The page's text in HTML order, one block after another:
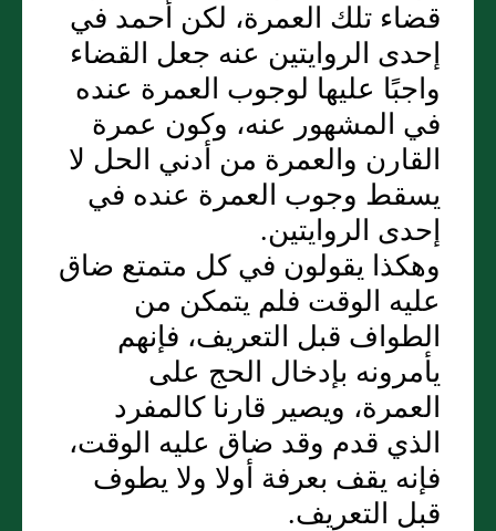
قضاء تلك العمرة، لكن أحمد في
إحدى الروايتين عنه جعل القضاء
واجبًا عليها لوجوب العمرة عنده
في المشهور عنه، وكون عمرة
القارن والعمرة من أدني الحل لا
يسقط وجوب العمرة عنده في
إحدى الروايتين‏.‏
وهكذا يقولون في كل متمتع ضاق
عليه الوقت فلم يتمكن من
الطواف قبل التعريف، فإنهم
يأمرونه بإدخال الحج على
العمرة، ويصير قارنا كالمفرد
الذي قدم وقد ضاق عليه الوقت،
فإنه يقف بعرفة أولا ولا يطوف
قبل التعريف‏.‏